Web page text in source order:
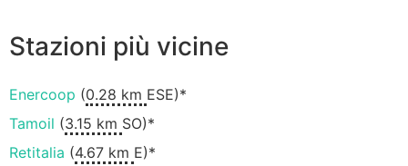
Stazioni più vicine
Enercoop (0.28 km ESE)*
Tamoil (3.15 km SO)*
Retitalia (4.67 km E)*